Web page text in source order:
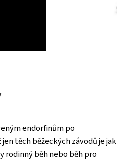
CELÝ
endorfinům po
těch běžeckých závodů je jak
rodinný běh nebo běh pro